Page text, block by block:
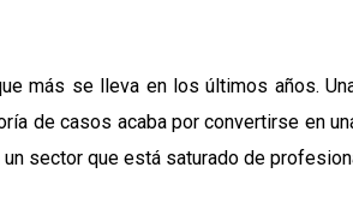
más se lleva en los últimos años.
de casos acaba por convertirse en
sector que está saturado de